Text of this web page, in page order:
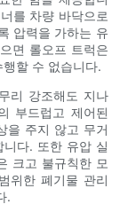
를 차량 바닥으로
압력을 가하는 유
면 롤오프 트럭은
할 수 없습니다.
리 강조해도 지나
부드럽고 제어된
을 주지 않고 무거
다. 또한 유압 실
크고 불규칙한 모
위한 폐기물 관리
.